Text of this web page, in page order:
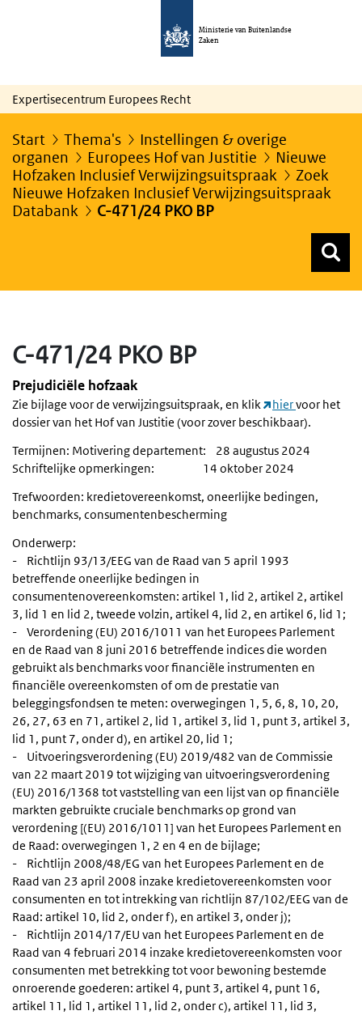
Ministerie van Buitenlandse
Zaken
Expertisecentrum Europees Recht
Start Thema's
Instellingen & overige
organen
Europees Hof van Justitie
Nieuwe
Hofzaken Inclusief Verwijzingsuitspraak
Zoek
Nieuwe Hofzaken Inclusief Verwijzingsuitspraak
Databank
C-471/24 PKO BP
C-471/24 PKO BP
Prejudiciële hofzaak
Zie bijlage voor de verwijzingsuitspraak, en klik hiervoor het
dossier van het Hof van Justitie (voor zover beschikbaar).
Termijnen: Motivering departement: 28 augustus 2024
Schriftelijke opmerkingen: 14 oktober 2024
Trefwoorden: kredietovereenkomst, oneerlijke bedingen,
benchmarks, consumentenbescherming
Onderwerp:
- Richtlijn 93/13/EEG van de Raad van 5 april 1993
betreffende oneerlijke bedingen in
consumentenovereenkomsten: artikel 1, lid 2, artikel 2, artikel
3, lid 1 en lid 2, tweede volzin, artikel 4, lid 2, en artikel 6, lid 1;
- Verordening (EU) 2016/1011 van het Europees Parlement
en de Raad van 8 juni 2016 betreffende indices die worden
gebruikt als benchmarks voor financiële instrumenten en
financiële overeenkomsten of om de prestatie van
beleggingsfondsen te meten: overwegingen 1, 5, 6, 8, 10, 20,
26, 27, 63 en 71, artikel 2, lid 1, artikel 3, lid 1, punt 3, artikel 3,
lid 1, punt 7, onder d), en artikel 20, lid 1;
- Uitvoeringsverordening (EU) 2019/482 van de Commissie
van 22 maart 2019 tot wijziging van uitvoeringsverordening
(EU) 2016/1368 tot vaststelling van een lijst van op financiële
markten gebruikte cruciale benchmarks op grond van
verordening [(EU) 2016/1011] van het Europees Parlement en
de Raad: overwegingen 1, 2 en 4 en de bijlage;
- Richtlijn 2008/48/EG van het Europees Parlement en de
Raad van 23 april 2008 inzake kredietovereenkomsten voor
consumenten en tot intrekking van richtlijn 87/102/EEG van de
Raad: artikel 10, lid 2, onder f), en artikel 3, onder j);
- Richtlijn 2014/17/EU van het Europees Parlement en de
Raad van 4 februari 2014 inzake kredietovereenkomsten voor
consumenten met betrekking tot voor bewoning bestemde
onroerende goederen: artikel 4, punt 3, artikel 4, punt 16,
artikel 11, lid 1, artikel 11, lid 2, onder c), artikel 11, lid 3,